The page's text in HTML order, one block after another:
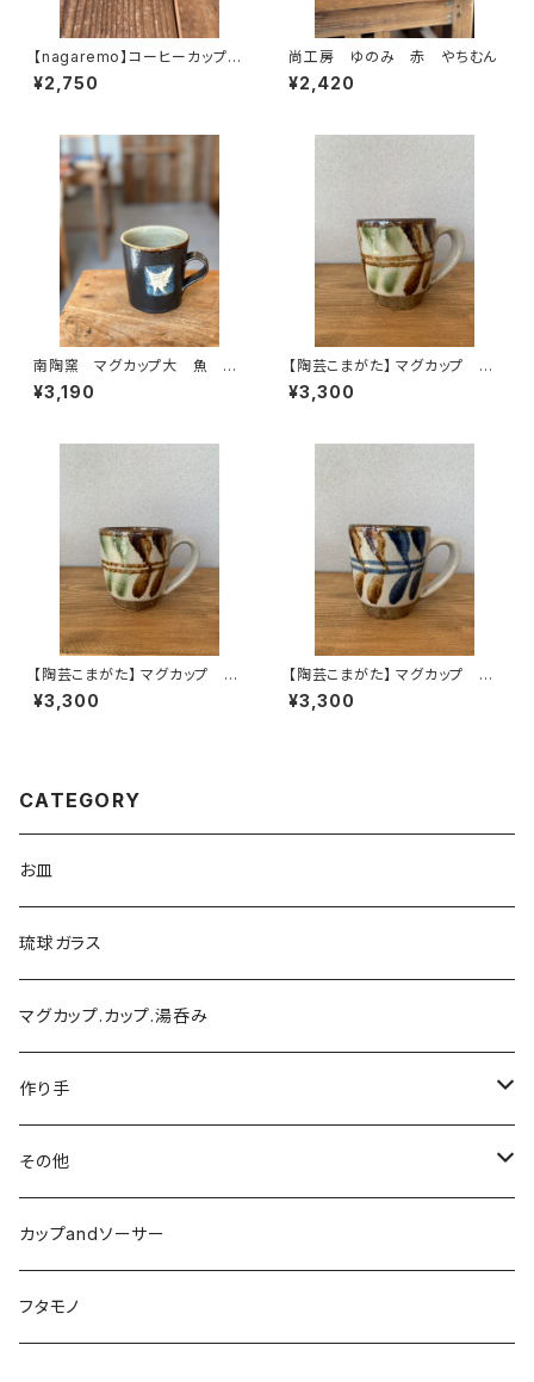
【nagaremo】コーヒーカップ
グレー土見せ やちむん
¥2,750
尚工房 ゆのみ 赤 やちむん
¥2,420
南陶窯 マグカップ大 魚 や
ちむん
¥3,190
【陶芸こまがた】 マグカップ や
ちむん ②
¥3,300
【陶芸こまがた】 マグカップ や
ちむん ①
¥3,300
【陶芸こまがた】 マグカップ や
ちむん
¥3,300
CATEGORY
お皿
琉球ガラス
マグカップ.カップ.湯呑み
作り手
陶芸こまがた
榮一工房
ガラス工房ブンタロウ
その他
陶眞窯
カップandソーサー
フタモノ